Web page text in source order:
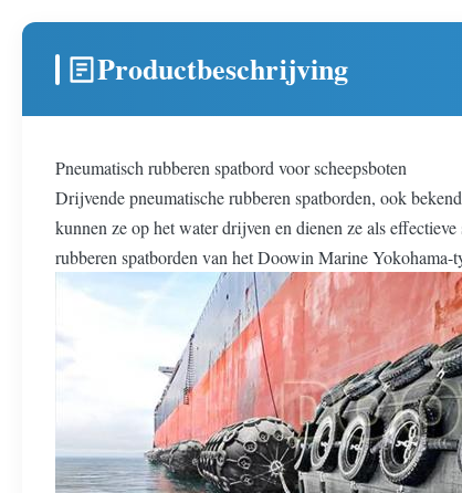
Productbeschrijving
Pneumatisch rubberen spatbord voor scheepsboten
Drijvende pneumatische rubberen spatborden, ook
kunnen ze op het water drijven en dienen ze als
rubberen spatborden van het Doowin Marine